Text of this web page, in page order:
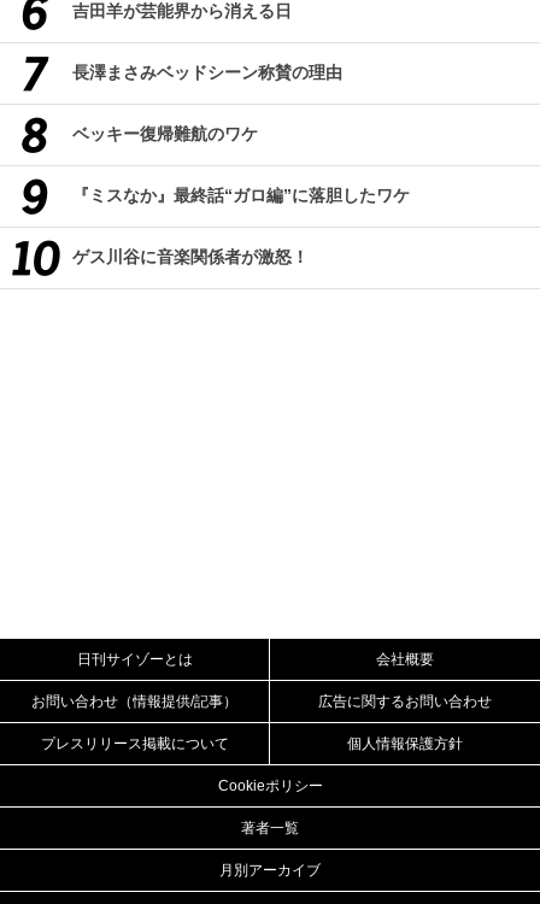
吉田羊が芸能界から消える日
長澤まさみベッドシーン称賛の理由
ベッキー復帰難航のワケ
『ミスなか』最終話“ガロ編”に落胆したワケ
ゲス川谷に音楽関係者が激怒！
日刊サイゾーとは 会社概要
お問い合わせ（情報提供/記事） 広告に関するお問い合わせ
プレスリリース掲載について 個人情報保護方針
Cookieポリシー
著者一覧
月別アーカイブ